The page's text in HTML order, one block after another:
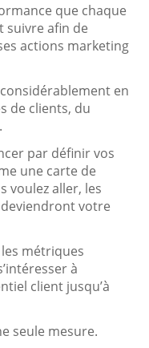
que chaque
suivre afin de
actions marketing
en
de clients, du
par définir vos
une carte de
voulez aller, les
votre
métriques
à
client jusqu’à
seule mesure.